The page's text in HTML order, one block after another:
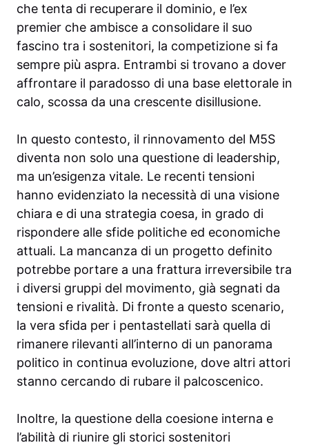
che tenta di recuperare il dominio, e l’ex
premier che ambisce a consolidare il suo
fascino tra i sostenitori, la competizione si fa
sempre più aspra. Entrambi si trovano a dover
affrontare il paradosso di una base elettorale in
calo, scossa da una crescente disillusione.
In questo contesto, il rinnovamento del M5S
diventa non solo una questione di leadership,
ma un’esigenza vitale. Le recenti tensioni
hanno evidenziato la necessità di una visione
chiara e di una strategia coesa, in grado di
rispondere alle sfide politiche ed economiche
attuali. La mancanza di un progetto definito
potrebbe portare a una frattura irreversibile tra
i diversi gruppi del movimento, già segnati da
tensioni e rivalità. Di fronte a questo scenario,
la vera sfida per i pentastellati sarà quella di
rimanere rilevanti all’interno di un panorama
politico in continua evoluzione, dove altri attori
stanno cercando di rubare il palcoscenico.
Inoltre, la questione della coesione interna e
l’abilità di riunire gli storici sostenitori